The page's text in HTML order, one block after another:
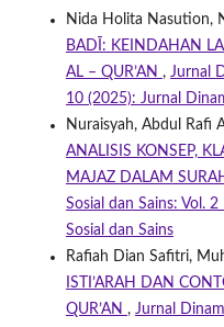
Nida Holita Nasution,
BADĪ: KEINDAHAN
AL – QUR’AN , Jurnal
10 (2025): Jurnal
Nuraisyah, Abdul Rafi
ANALISIS KONSEP,
MAJAZ DALAM
Sosial dan Sains: Vol.
Sosial dan Sains
Rafiah Dian Safitri,
ISTI’ARAH DAN
QUR’AN , Jurnal